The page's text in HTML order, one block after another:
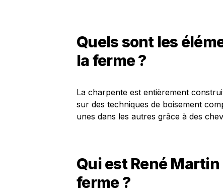
Quels sont les
la ferme ?
La charpente est entièrement
sur des techniques de boisement
unes dans les autres grâce à des
Qui est René
ferme ?